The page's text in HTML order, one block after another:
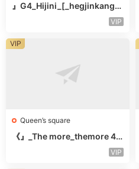
』G4_Hijini_[_hegjinkang-
VIP
Queen’s square
《』_The more_themore 41
VIP
VIP